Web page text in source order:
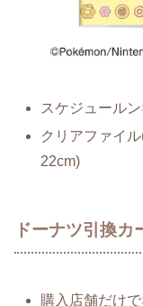
スケジュール
クリアファイ
22cm)
ドーナツ引換カ
購入店舗だけ